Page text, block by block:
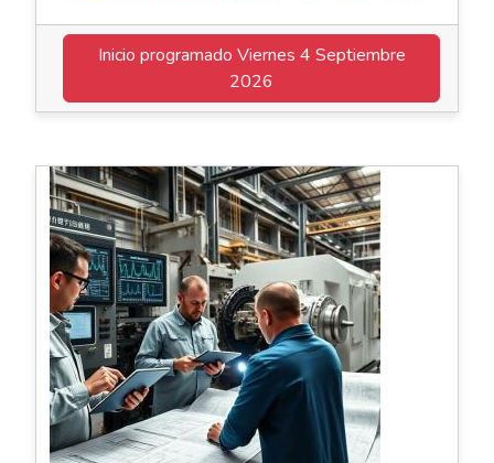
Inicio programado Viernes 4 Septiembre
2026